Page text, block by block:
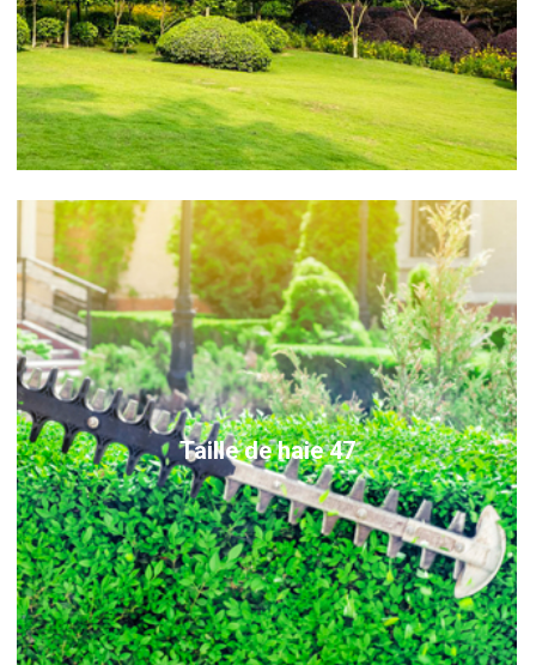
Taille de haie 47